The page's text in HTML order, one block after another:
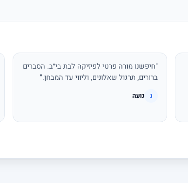
"חיפשנו מורה פרטי לפיזיקה לבת בי״ב. הסברים
ברורים, תרגול שאלונים, וליווי עד המבחן."
נ נועה